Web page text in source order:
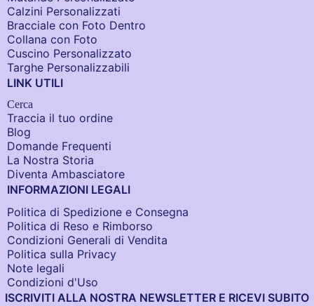
Calzini Personalizzati
Bracciale con Foto Dentro​
Collana con Foto
Cuscino Personalizzato
Targhe Personalizzabili
LINK UTILI
Cerca
Traccia il tuo ordine
Blog
Domande Frequenti
La Nostra Storia
Diventa Ambasciatore
INFORMAZIONI LEGALI
Politica di Spedizione e Consegna
Politica di Reso e Rimborso
Condizioni Generali di Vendita
Politica sulla Privacy
Note legali
Condizioni d'Uso
ISCRIVITI ALLA NOSTRA NEWSLETTER E RICEVI SUBITO